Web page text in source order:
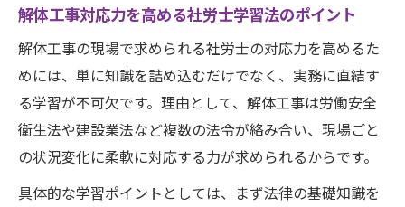
解体工事対応力を高める社労士学習法のポイント
解体工事の現場で求められる社労士の対応力を高めるた
めには、単に知識を詰め込むだけでなく、実務に直結す
る学習が不可欠です。理由として、解体工事は労働安全
衛生法や建設業法など複数の法令が絡み合い、現場ごと
の状況変化に柔軟に対応する力が求められるからです。
具体的な学習ポイントとしては、まず法律の基礎知識を